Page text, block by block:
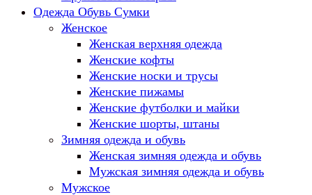
Одежда Обувь Сумки
Женское
Женская верхняя одежда
Женские кофты
Женские носки и трусы
Женские пижамы
Женские футболки и майки
Женские шорты, штаны
Зимняя одежда и обувь
Женская зимняя одежда и обувь
Мужская зимняя одежда и обувь
Мужское